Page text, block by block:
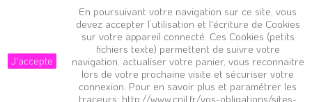
J'accepte
En poursuivant votre navigation sur ce site, vous
devez accepter l’utilisation et l'écriture de Cookies
sur votre appareil connecté. Ces Cookies (petits
fichiers texte) permettent de suivre votre
navigation, actualiser votre panier, vous reconnaitre
lors de votre prochaine visite et sécuriser votre
connexion. Pour en savoir plus et paramétrer les
traceurs: http://www.cnil.fr/vos-obligations/sites-
J'accepte les conditions générales et la politique de
confidentialité en m'inscrivant à la Newsletter
Copyright 2019, tous droits réservés | Mamzellebijoux.fr - 4
Avenue d'Ayen, 19350 Juillac | Siret: 84818569000015 | Site